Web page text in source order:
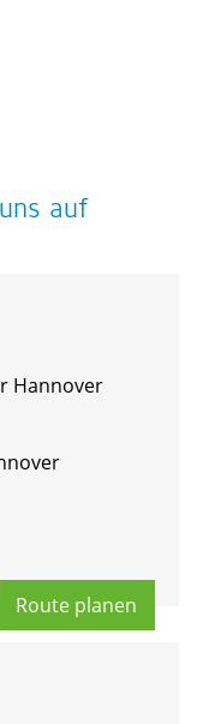
auf
Han­no­ver
Route pla­nen